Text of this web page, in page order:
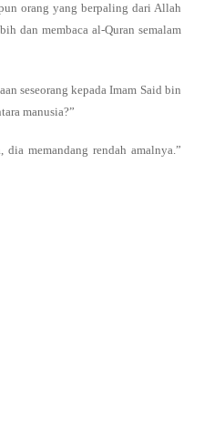
orang yang berpaling dari Allah
dan membaca al-Quran semalam
seseorang kepada Imam Said bin
manusia?”
memandang rendah amalnya.”